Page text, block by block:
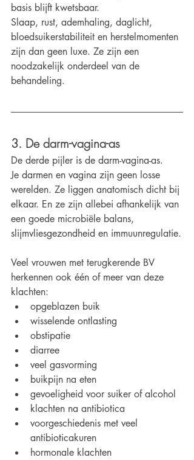
basis blijft kwetsbaar.
Slaap, rust, ademhaling, daglicht,
bloedsuikerstabiliteit en herstelmomenten
zijn dan geen luxe. Ze zijn een
noodzakelijk onderdeel van de
behandeling.
3. De darm-vagina-as
De derde pijler is de darm-vagina-as.
Je darmen en vagina zijn geen losse
werelden. Ze liggen anatomisch dicht bij
elkaar. En ze zijn allebei afhankelijk van
een goede microbiële balans,
slijmvliesgezondheid en immuunregulatie.
Veel vrouwen met terugkerende BV
herkennen ook één of meer van deze
klachten:
opgeblazen buik
wisselende ontlasting
obstipatie
diarree
veel gasvorming
buikpijn na eten
gevoeligheid voor suiker of alcohol
klachten na antibiotica
voorgeschiedenis met veel
antibioticakuren
hormonale klachten